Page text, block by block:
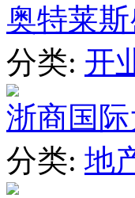
奥特莱
分类: 开
浙商国
分类: 地